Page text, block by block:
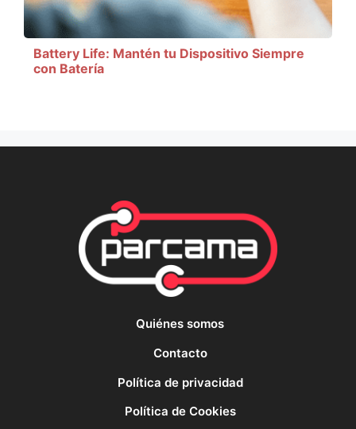
Battery Life: Mantén tu Dispositivo Siempre
con Batería
Quiénes somos
Contacto
Política de privacidad
Política de Cookies